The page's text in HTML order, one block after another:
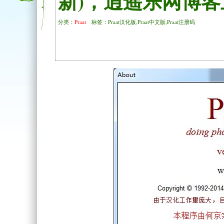
分类： Praat 标签：Praat汉化版,Praat中文版,Praat注册码